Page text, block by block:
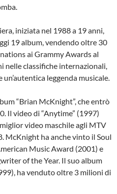
iniziata nel 1988 a 19 anni,
19 album, vendendo oltre 30
ai Grammy Awards al
nelle classifiche internazionali,
leggenda musicale.
“Brian McKnight”, che entrò
Il video di “Anytime” (1997)
video maschile agli MTV
McKnight ha anche vinto il Soul
Music Award (2001) e
of the Year. Il suo album
ha venduto oltre 3 milioni di